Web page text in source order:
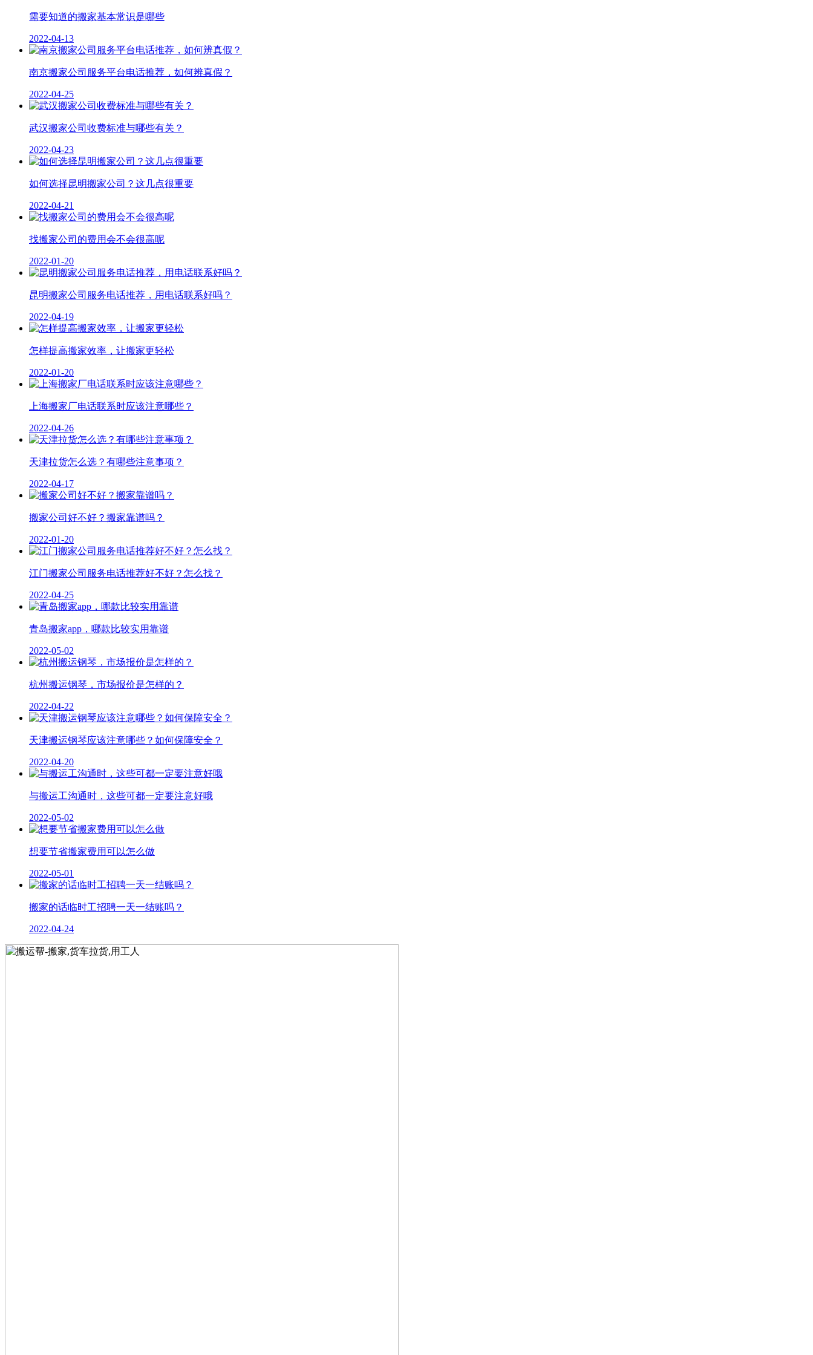
需要知道的搬家基本常识是哪些
2022-04-13
南京搬家公司服务平台电话推荐，如何辨真假？
2022-04-25
武汉搬家公司收费标准与哪些有关？
2022-04-23
如何选择昆明搬家公司？这几点很重要
2022-04-21
找搬家公司的费用会不会很高呢
2022-01-20
昆明搬家公司服务电话推荐，用电话联系好吗？
2022-04-19
怎样提高搬家效率，让搬家更轻松
2022-01-20
上海搬家厂电话联系时应该注意哪些？
2022-04-26
天津拉货怎么选？有哪些注意事项？
2022-04-17
搬家公司好不好？搬家靠谱吗？
2022-01-20
江门搬家公司服务电话推荐好不好？怎么找？
2022-04-25
青岛搬家app，哪款比较实用靠谱
2022-05-02
杭州搬运钢琴，市场报价是怎样的？
2022-04-22
天津搬运钢琴应该注意哪些？如何保障安全？
2022-04-20
与搬运工沟通时，这些可都一定要注意好哦
2022-05-02
想要节省搬家费用可以怎么做
2022-05-01
搬家的话临时工招聘一天一结账吗？
2022-04-24